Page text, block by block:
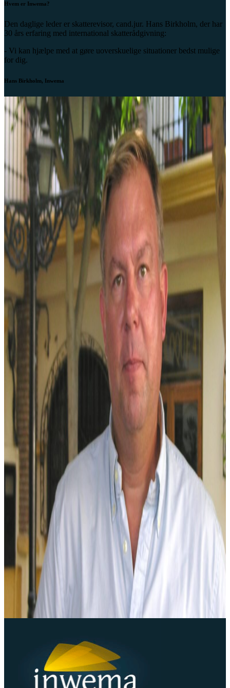
Hvem er Inwema?
Den daglige leder er skatterevisor, cand.jur. Hans Birkholm, der har
30 års erfaring med international skatterådgivning:
- Vi kan hjælpe med at gøre uoverskuelige situationer bedst mulige
for dig.
Hans Birkholm, Inwema